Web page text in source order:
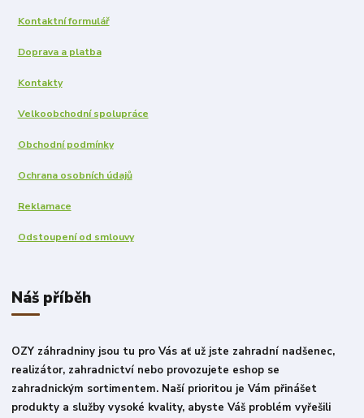
Kontaktní formulář
Doprava a platba
Kontakty
Velkoobchodní spolupráce
Obchodní podmínky
Ochrana osobních údajů
Reklamace
Odstoupení od smlouvy
Náš příběh
OZY záhradniny jsou tu pro Vás ať už jste zahradní nadšenec,
realizátor, zahradnictví nebo provozujete eshop se
zahradnickým sortimentem. Naší prioritou je Vám přinášet
produkty a služby vysoké kvality, abyste Váš problém vyřešili